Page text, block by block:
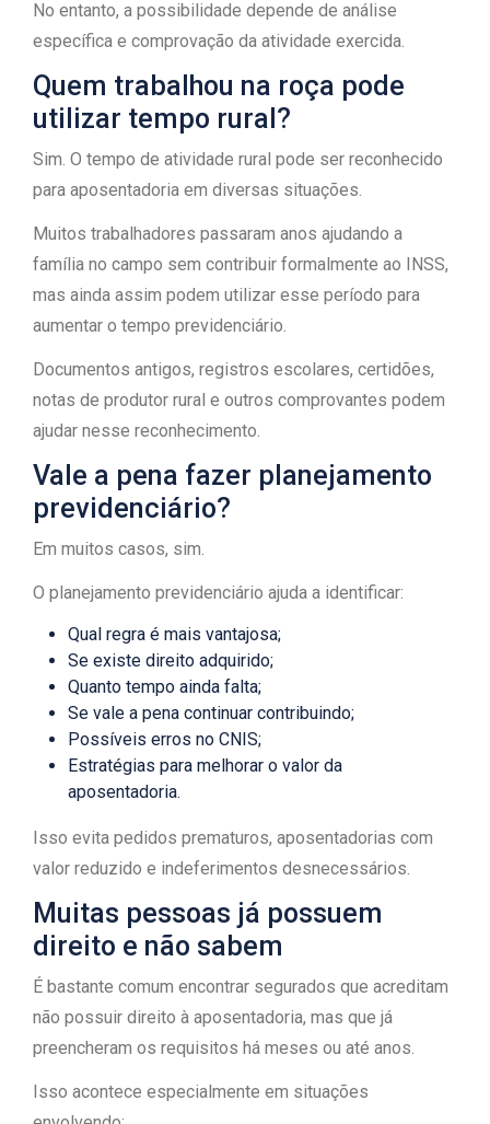
No entanto, a possibilidade depende de análise
específica e comprovação da atividade exercida.
Quem trabalhou na roça pode
utilizar tempo rural?
Sim. O tempo de atividade rural pode ser reconhecido
para aposentadoria em diversas situações.
Muitos trabalhadores passaram anos ajudando a
família no campo sem contribuir formalmente ao INSS,
mas ainda assim podem utilizar esse período para
aumentar o tempo previdenciário.
Documentos antigos, registros escolares, certidões,
notas de produtor rural e outros comprovantes podem
ajudar nesse reconhecimento.
Vale a pena fazer planejamento
previdenciário?
Em muitos casos, sim.
O planejamento previdenciário ajuda a identificar:
Qual regra é mais vantajosa;
Se existe direito adquirido;
Quanto tempo ainda falta;
Se vale a pena continuar contribuindo;
Possíveis erros no CNIS;
Estratégias para melhorar o valor da
aposentadoria.
Isso evita pedidos prematuros, aposentadorias com
valor reduzido e indeferimentos desnecessários.
Muitas pessoas já possuem
direito e não sabem
É bastante comum encontrar segurados que acreditam
não possuir direito à aposentadoria, mas que já
preencheram os requisitos há meses ou até anos.
Isso acontece especialmente em situações